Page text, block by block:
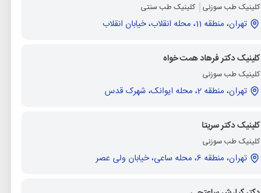
کلینیک طب سوزنی کلینیک طب سنتی
تهران، منطقه 11، محله انقلاب، خیابان انقلاب
کلینیک دکتر فرهاد همت خواه
کلینیک طب سوزنی
تهران، منطقه 2، محله ایوانک، شهرک قدس
کلینیک دکتر سریتا
کلینیک طب سوزنی
تهران، منطقه 6، محله ساعی، خیابان ولی عصر